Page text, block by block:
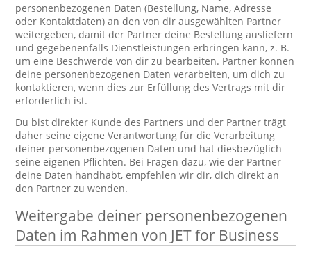
personenbezogenen Daten (Bestellung, Name, Adresse
oder Kontaktdaten) an den von dir ausgewählten Partner
weitergeben, damit der Partner deine Bestellung ausliefern
und gegebenenfalls Dienstleistungen erbringen kann, z. B.
um eine Beschwerde von dir zu bearbeiten. Partner können
deine personenbezogenen Daten verarbeiten, um dich zu
kontaktieren, wenn dies zur Erfüllung des Vertrags mit dir
erforderlich ist.
Du bist direkter Kunde des Partners und der Partner trägt
daher seine eigene Verantwortung für die Verarbeitung
deiner personenbezogenen Daten und hat diesbezüglich
seine eigenen Pflichten. Bei Fragen dazu, wie der Partner
deine Daten handhabt, empfehlen wir dir, dich direkt an
den Partner zu wenden.
Weitergabe deiner personenbezogenen
Daten im Rahmen von JET for Business